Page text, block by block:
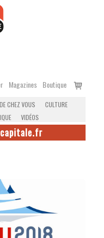
Magazines Boutique
Voir
CHEZ VOUS
CULTURE
VIDÉOS